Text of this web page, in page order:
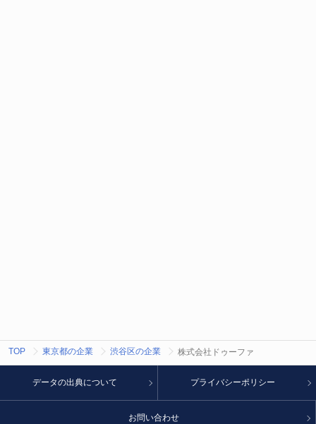
TOP 東京都の企業 渋谷区の企業 株式会社ドゥーファ
データの出典について プライバシーポリシー
お問い合わせ